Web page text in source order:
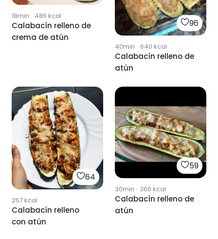
18min · 486 kcal
Calabacín relleno de
crema de atún
96
40min · 640 kcal
Calabacín relleno de
atún
64
257kcal
Calabacín relleno
con atún
59
30min · 366 kcal
Calabacín relleno de
atún